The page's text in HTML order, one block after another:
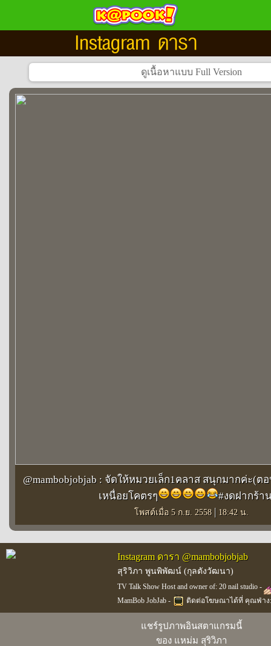
Instagram ดารา
@mambobjobjab : จัดให้หมวยเล็ก1คลาส สนุกมากค่ะ(
เหนื่อยโคตรๆ
#งดฝากร้า
โพสต์เมื่อ 5 ก.ย. 2558 | 18:42 น.
Instagram ดารา @mambobjobjab
สุริวิภา พูนพิพัฒน์ (กุลตังวัฒนา)
TV Talk Show Host and owner of: 20 nail studio -
MamBob JobJab -
ติดต่อโฆษณาได้ที่ คุณฟ่าง:
แชร์รูปภาพอินสตาแกรมนี้
ของ แหม่ม สุริวิภา